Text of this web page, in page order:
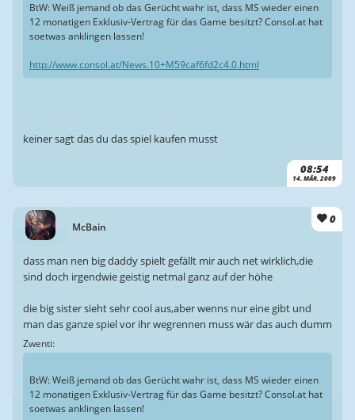
08:54
14. MÄR. 2009
BtW: Weiß jemand ob das Gerücht wahr ist, dass MS wieder einen
12 monatigen Exklusiv-Vertrag für das Game besitzt? Consol.at hat
soetwas anklingen lassen!
http://www.consol.at/News.10+M59caf6fd2c4.0.html
keiner sagt das du das spiel kaufen musst
McBain
0
dass man nen big daddy spielt gefällt mir auch net wirklich,die
sind doch irgendwie geistig netmal ganz auf der höhe
die big sister sieht sehr cool aus,aber wenns nur eine gibt und
man das ganze spiel vor ihr wegrennen muss wär das auch dumm
Zwenti:
BtW: Weiß jemand ob das Gerücht wahr ist, dass MS wieder einen
12 monatigen Exklusiv-Vertrag für das Game besitzt? Consol.at hat
soetwas anklingen lassen!